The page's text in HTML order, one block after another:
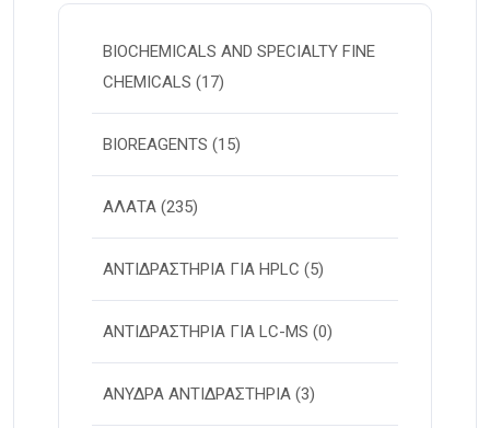
BIOCHEMICALS AND SPECIALTY FINE
CHEMICALS (17)
BIOREAGENTS (15)
ΑΛΑΤΑ (235)
ΑΝΤΙΔΡΑΣΤΗΡΙΑ ΓΙΑ HPLC (5)
ΑΝΤΙΔΡΑΣΤΗΡΙΑ ΓΙΑ LC-MS (0)
ΑΝΥΔΡΑ ΑΝΤΙΔΡΑΣΤΗΡΙΑ (3)